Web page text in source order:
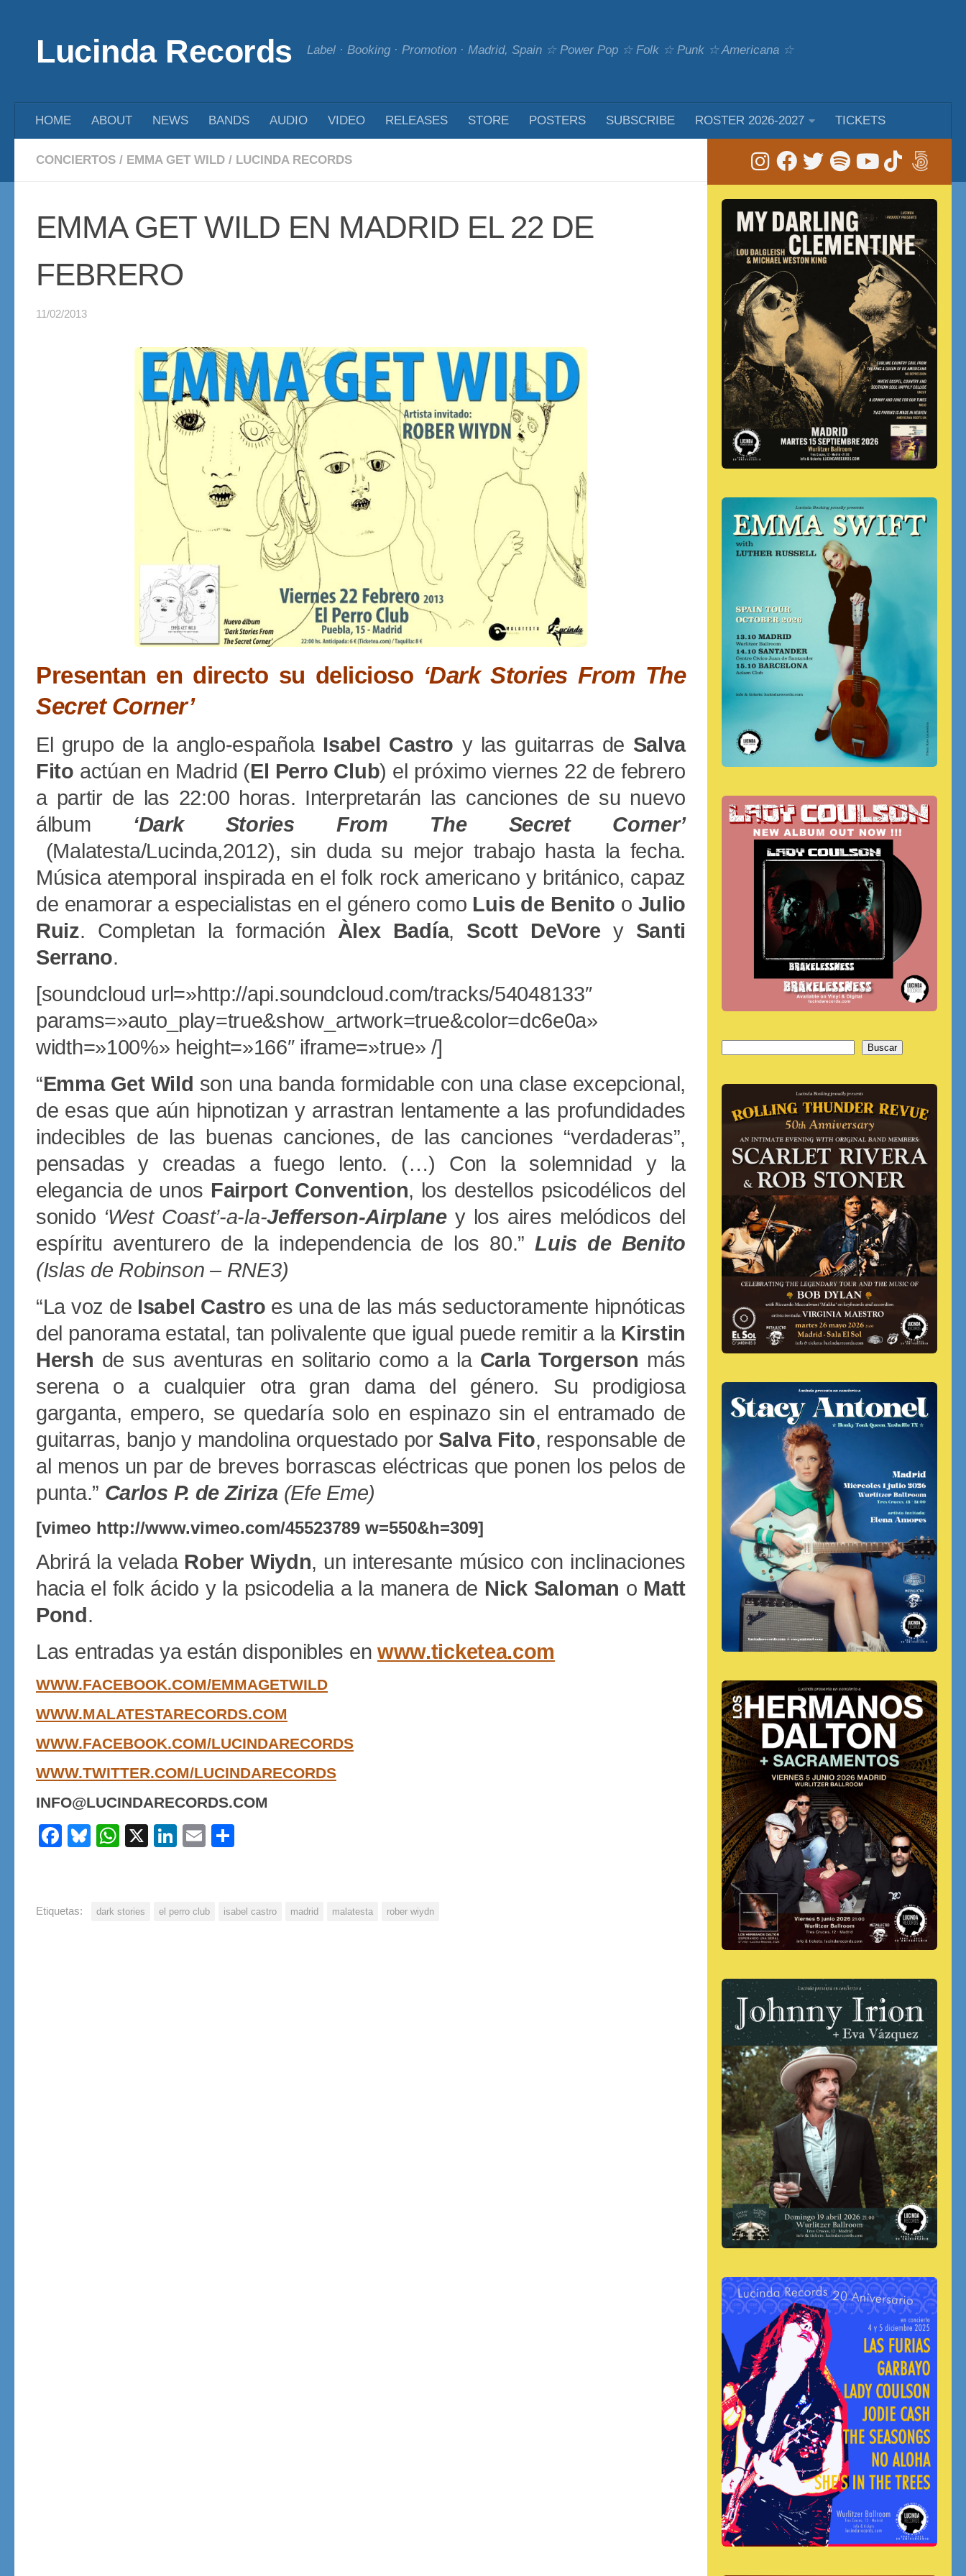
Lucinda Records Label · Booking · Promotion · Madrid, Spain ☆ Power Pop ☆ Folk ☆ Punk ☆ Americana ☆
HOME ABOUT NEWS BANDS AUDIO VIDEO RELEASES STORE POSTERS SUBSCRIBE ROSTER 2026-2027 TICKETS
CONCIERTOS / EMMA GET WILD / LUCINDA RECORDS
EMMA GET WILD EN MADRID EL 22 DE
FEBRERO
11/02/2013
Presentan en directo su delicioso ‘Dark Stories From The
Secret Corner’
El grupo de la anglo-española Isabel Castro y las guitarras de Salva
Fito actúan en Madrid (El Perro Club) el próximo viernes 22 de febrero
a partir de las 22:00 horas. Interpretarán las canciones de su nuevo
álbum ‘Dark Stories From The Secret Corner’
(Malatesta/Lucinda,2012), sin duda su mejor trabajo hasta la fecha.
Música atemporal inspirada en el folk rock americano y británico, capaz
de enamorar a especialistas en el género como Luis de Benito o Julio
Ruiz. Completan la formación Àlex Badía, Scott DeVore y Santi
Serrano.
[soundcloud url=»http://api.soundcloud.com/tracks/54048133″
params=»auto_play=true&show_artwork=true&color=dc6e0a»
width=»100%» height=»166″ iframe=»true» /]
“Emma Get Wild son una banda formidable con una clase excepcional,
de esas que aún hipnotizan y arrastran lentamente a las profundidades
indecibles de las buenas canciones, de las canciones “verdaderas”,
pensadas y creadas a fuego lento. (…) Con la solemnidad y la
elegancia de unos Fairport Convention, los destellos psicodélicos del
sonido ‘West Coast’-a-la-Jefferson-Airplaney los aires melódicos del
espíritu aventurero de la independencia de los 80.”Luis de Benito
(Islas de Robinson – RNE3)
“La voz de Isabel Castro es una de las más seductoramente hipnóticas
del panorama estatal, tan polivalente que igual puede remitir a la Kirstin
Hersh de sus aventuras en solitario como a la Carla Torgerson más
serena o a cualquier otra gran dama del género. Su prodigiosa
garganta, empero, se quedaría solo en espinazo sin el entramado de
guitarras, banjo y mandolina orquestado por Salva Fito, responsable de
al menos un par de breves borrascas eléctricas que ponen los pelos de
punta.” Carlos P. de Ziriza (Efe Eme)
[vimeo http://www.vimeo.com/45523789 w=550&h=309]
Abrirá la velada Rober Wiydn, un interesante músico con inclinaciones
hacia el folk ácido y la psicodelia a la manera de Nick Saloman o Matt
Pond .
Las entradas ya están disponibles en www.ticketea.com
WWW.FACEBOOK.COM/EMMAGETWILD
WWW.MALATESTARECORDS.COM
WWW.FACEBOOK.COM/LUCINDARECORDS
WWW.TWITTER.COM/LUCINDARECORDS
INFO@LUCINDARECORDS.COM
Facebook
Bluesky
WhatsApp
X LinkedIn
Email
Etiquetas: dark stories el perro club isabel castro madrid malatesta rober wiydn
Buscar